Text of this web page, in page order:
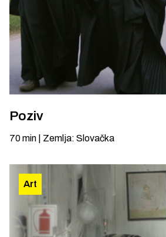
Poziv
70min Zemlja: Slovačka
Art